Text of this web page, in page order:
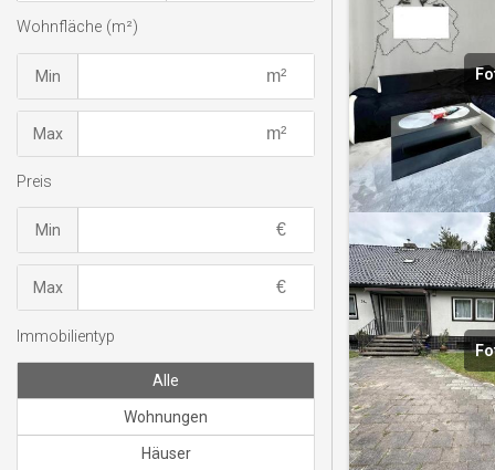
Wohnfläche (m²)
Min
Max
Preis
Min
Max
Immobilientyp
Alle
Wohnungen
Häuser